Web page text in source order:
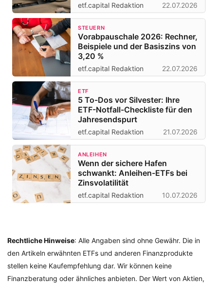
etf.capital Redaktion 22.07.2026
STEUERN
Vorabpauschale 2026: Rechner,
Beispiele und der Basiszins von
3,20 %
etf.capital Redaktion 22.07.2026
ETF
5 To-Dos vor Silvester: Ihre
ETF-Notfall-Checkliste für den
Jahresendspurt
etf.capital Redaktion 21.07.2026
ANLEIHEN
Wenn der sichere Hafen
schwankt: Anleihen-ETFs bei
Zinsvolatilität
etf.capital Redaktion 10.07.2026
Rechtliche Hinweise: Alle Angaben sind ohne Gewähr. Die in
den Artikeln erwähnten ETFs und anderen Finanzprodukte
stellen keine Kaufempfehlung dar. Wir können keine
Finanzberatung oder ähnliches anbieten. Der Wert von Aktien,